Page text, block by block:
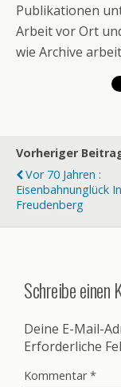
Publikationen
Arbeit vor Ort
wie Archive
Vorheriger
Vor 70 Jahren :
Eisenbahnunglück In
Freudenberg
Schreibe einen
Deine E-Mail-
Erforderliche
Kommentar*